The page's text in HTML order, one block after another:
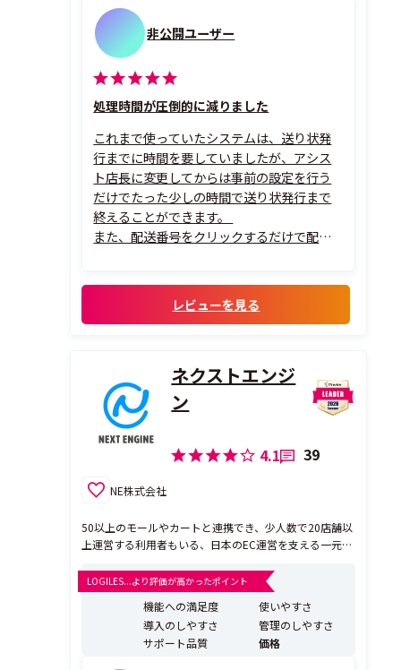
非公開ユーザー
処理時間が圧倒的に減りました
これまで使っていたシステムは、送り状発
行までに時間を要していましたが、アシス
ト店長に変更してからは事前の設定を行う
だけでたった少しの時間で送り状発行まで
終えることができます。
また、配送番号をクリックするだけで配送
何より、ネットショップ支援室の方がこちら
の言いたいことをすぐに汲み取ってくださ
レビューを見る
ネクストエンジ
ン
4.1 39
NE株式会社
50以上のモールやカートと連携でき、少人数で20店舗以
上運営する利用者もいる、日本のEC運営を支える一元管
化、自動化することができ、倉庫管理システムや顧客管
理システムなど多角的な連携網は業界最大級。利用企業
社数は6700社超え・運用店舗数は5万店舗を超えの信
LOGILES...より評価が高かったポイント
機能への満足度
使いやすさ
導入のしやすさ
管理のしやすさ
サポート品質
価格